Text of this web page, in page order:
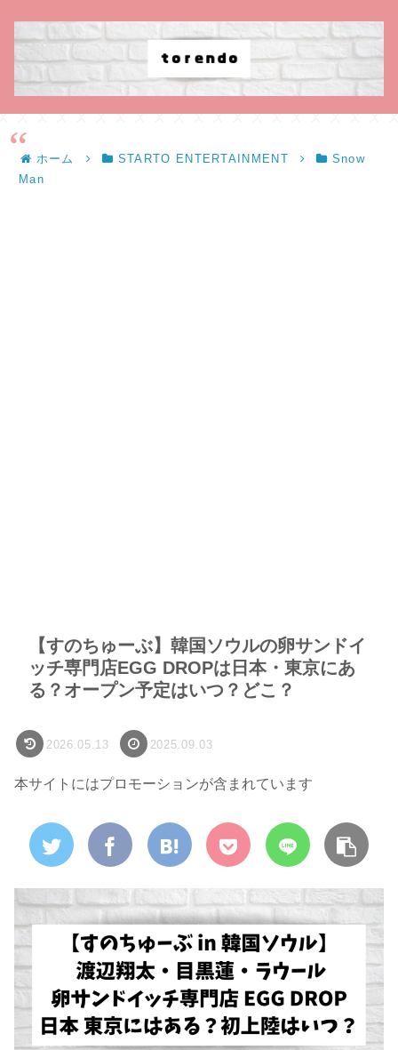
ホーム STARTO ENTERTAINMENT
Snow
Man
【すのちゅーぶ】韓国ソウルの卵サンドイ
ッチ専門店EGG DROPは日本・東京にあ
る？オープン予定はいつ？どこ？
2026.05.13 2025.09.03
本サイトにはプロモーションが含まれています